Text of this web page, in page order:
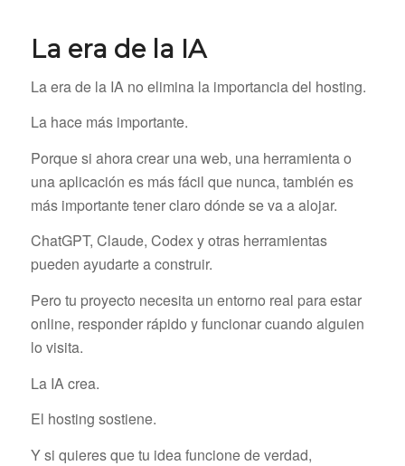
La era de la IA
La era de la IA no elimina la importancia del hosting.
La hace más importante.
Porque si ahora crear una web, una herramienta o
una aplicación es más fácil que nunca, también es
más importante tener claro dónde se va a alojar.
ChatGPT, Claude, Codex y otras herramientas
pueden ayudarte a construir.
Pero tu proyecto necesita un entorno real para estar
online, responder rápido y funcionar cuando alguien
lo visita.
La IA crea.
El hosting sostiene.
Y si quieres que tu idea funcione de verdad,